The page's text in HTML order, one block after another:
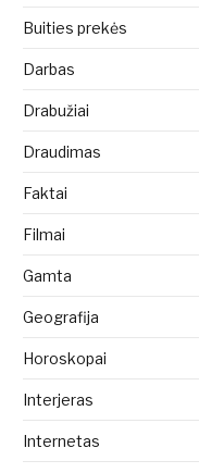
Buities prekės
Darbas
Drabužiai
Draudimas
Faktai
Filmai
Gamta
Geografija
Horoskopai
Interjeras
Internetas